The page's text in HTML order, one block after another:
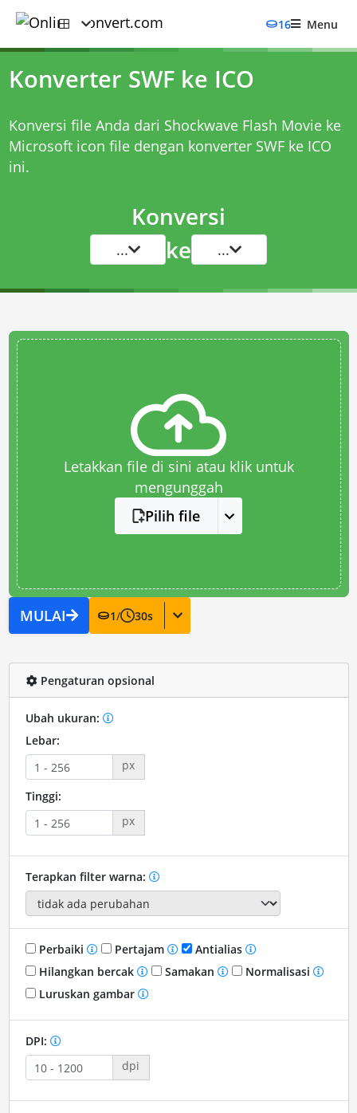
16 Menu
Konverter SWF ke ICO
Konversi file Anda dari Shockwave Flash Movie ke
Microsoft icon file dengan konverter SWF ke ICO
ini.
Konversi
... ke ...
Letakkan file di sini atau klik untuk
mengunggah
Pilih file
MULAI 1/ 30s
Pengaturan opsional
Ubah ukuran:
Lebar:
px
Tinggi:
px
Terapkan filter warna:
Perbaiki Pertajam
Antialias
Hilangkan bercak
Samakan
Normalisasi
Luruskan gambar
DPI:
dpi